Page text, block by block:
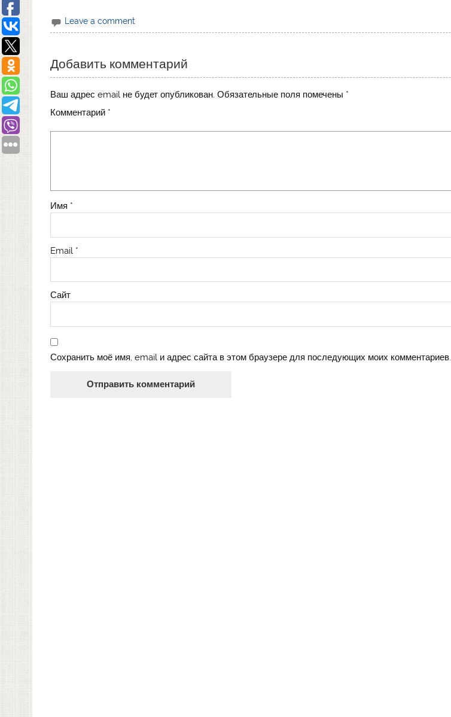
Leave a comment
Добавить комментарий
Ваш адрес email не будет опубликован. Обязательные поля помечены *
Комментарий *
Имя *
Email *
Сайт
Сохранить моё имя, email и адрес сайта в этом браузере для последующих моих комментариев.